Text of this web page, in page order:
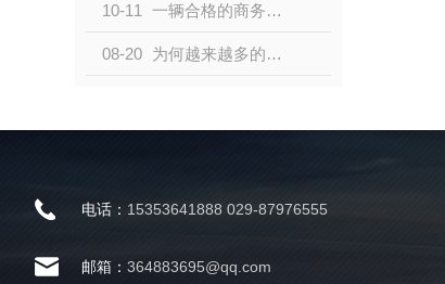
10-11 一辆合格的商务改装车，既要皮囊，也要灵魂
08-20 为何越来越多的人选择商务车改装？
电话： 15353641888 029-87976555
邮箱： 364883695@qq.com